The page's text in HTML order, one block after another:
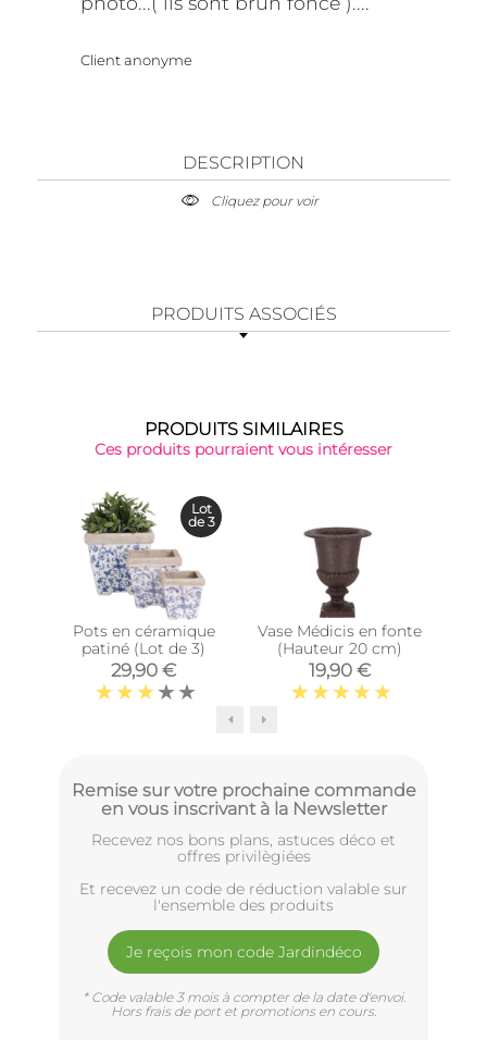
Client anonyme
DESCRIPTION
Cliquez pour voir
PRODUITS ASSOCIÉS
PRODUITS SIMILAIRES
Ces produits pourraient vous intéresser
Pots en céramique
patiné (Lot de 3)
29,90 €
Lot
de 3
Vase Médicis en fonte
(Hauteur 20 cm)
19,90 €
Remise sur votre prochaine commande
en vous inscrivant à la Newsletter
Recevez nos bons plans, astuces déco et
offres privilègiées
Et recevez un code de réduction valable sur
l'ensemble des produits
Je reçois mon code Jardindéco
* Code valable 3 mois à compter de la date d'envoi.
Hors frais de port et promotions en cours.